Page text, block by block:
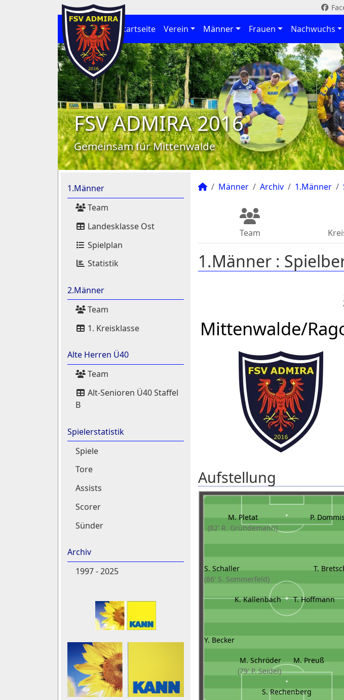
Startseite Verein Männer Frauen Nachwuchs
FSV ADMIRA 2016
Gemeinsam für Mittenwalde
1.Männer
Team
Landesklasse Ost
Spielplan
Statistik
2.Männer
Team
1. Kreisklasse
Alte Herren Ü40
Team
Alt-Senioren Ü40 Staffel
B
Spielerstatistik
Spiele
Tore
Assists
Scorer
Sünder
Archiv
1997 - 2025
Männer Archiv 1.Männer
Team
1.Männer :
Mittenwalde/
Aufstellung
M. Pletat
(82' R. Gründemann)
P.
S. Schaller
(86' S. Sommerfeld)
T.
K. Kallenbach T. Hoffmann
Y. Becker
M. Schröder
(79' P. Seidel)
M. Preuß
S. Rechenberg